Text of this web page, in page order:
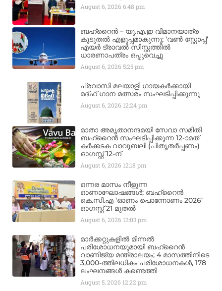
August 6, 20266:48 pm
ബഹ്‌റൈൻ – യു.എ.ഇ വിമാനയാത്ര
കൂടുതൽ എളുപ്പമാകുന്നു; ‘വൺ സ്റ്റോപ്പ്’
എയർ ട്രാവൽ സിസ്റ്റത്തിൽ
ധാരണാപത്രം ഒപ്പുവെച്ചു
August 6, 20265:25 pm
പ്രവാസി മലയാളി ഗായകർക്കായി
മദ്ഹ് ഗാന മത്സരം സംഘടിപ്പിക്കുന്നു
August 6, 2026 12:24 pm
മാതാ അമൃതാനന്ദമയി സേവാ സമിതി
ബഹ്‌റൈൻ സംഘടിപ്പിക്കുന്ന 12-ാമത്
കർക്കടക വാവുബലി (പിതൃതർപ്പണം)
ഓഗസ്റ്റ് 12-ന്
August 6, 2026 12:18 pm
ഒന്നര മാസം നീളുന്ന
ഓണാഘോഷങ്ങൾ; ബഹ്‌റൈൻ
കെ.സി.എ ‘ഓണം പൊന്നോണം 2026’
ഓഗസ്റ്റ് 21 മുതൽ
August 6, 2026 12:03 pm
മാർക്കറ്റുകളിൽ മിന്നൽ
പരിശോധനയുമായി ബഹ്‌റൈൻ
വാണിജ്യ മന്ത്രാലയം; 4 മാസത്തിനിടെ
3,000-ത്തിലധികം പരിശോധനകൾ, 178
ലംഘനങ്ങൾ കണ്ടെത്തി
August 5, 2026 12:22 pm